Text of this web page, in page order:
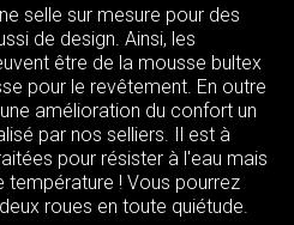
selle sur mesure pour des
de design. Ainsi, les
être de la mousse bultex
pour le revêtement. En outre
amélioration du confort un
par nos selliers. Il est à
pour résister à l'eau mais
température ! Vous pourrez
roues en toute quiétude.